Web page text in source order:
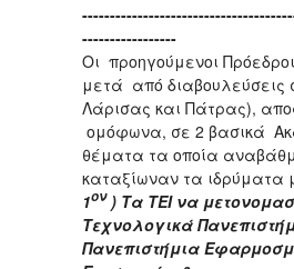
-----------------
Οι προηγούμενοι
μετά από διαβουλεύσεις
Λάρισας και Πάτρας),
ομόφωνα, σε 2 βασικά
θέματα τα οποία
καταξίωναν τα ιδρύματα
1ον) Τα ΤΕΙ να
Τεχνολογικά
Πανεπιστήμια